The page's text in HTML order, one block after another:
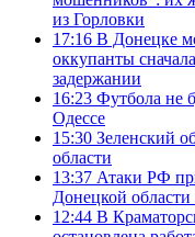
из Горловки
17:16 В Донецке
оккупанты
задержании
16:23 Футбола не
Одессе
15:30 Зеленский
области
13:37 Атаки РФ
Донецкой
12:44 В